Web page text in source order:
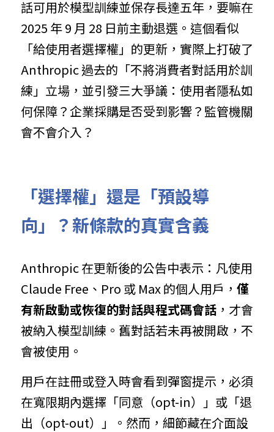
話可用於模型訓練並保存長達五年，要嘛在
2025 年 9 月 28 日前主動退選。這個看似
「給使用者選擇權」的更新，實際上打破了
Anthropic 過去的「不將消費者對話用於訓
練」立場，並引發三大爭議：使用者隱私如
何保障？企業採購是否受到影響？監管機關
會不會介入？
「選擇權」還是「預設導
向」？新條款的真實含義
Anthropic 在更新後的公告中表示：凡使用
Claude Free、Pro 或 Max 的個人用戶， 僅
有新啟動或恢復的對話與程式碼會話 ，才會
被納入模型訓練。舊對話若未再被開啟，不
會被使用。
用戶在註冊或登入時會看到彈窗提示，必須
在寬限期內選擇「同意（opt-in）」或「退
出（opt-out）」。然而，細節藏在介面設